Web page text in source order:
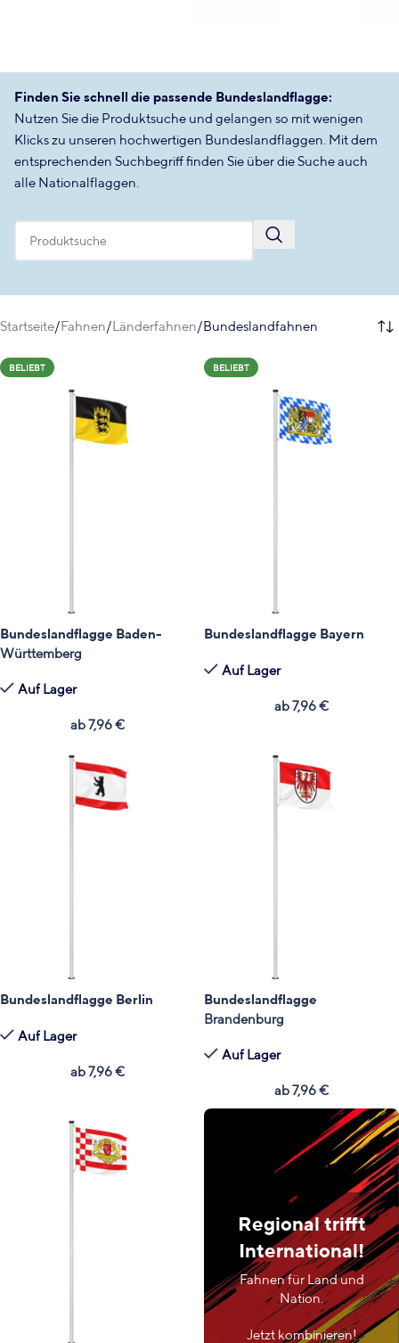
Finden Sie schnell die passende Bundeslandflagge:
Nutzen Sie die Produktsuche und gelangen so mit wenigen
Klicks zu unseren hochwertigen Bundeslandflaggen. Mit dem
entsprechenden Suchbegriff finden Sie über die Suche auch
alle Nationalflaggen.
Startseite Fahnen Länderfahnen Bundeslandfahnen
BELIEBT
Bundeslandflagge Baden-
Württemberg
Auf Lager
ab7,96€
BELIEBT
Bundeslandflagge Bayern
Auf Lager
ab7,96€
Bundeslandflagge Berlin
Auf Lager
ab7,96€
Bundeslandflagge
Brandenburg
Auf Lager
ab7,96€
Regional trifft
International!
Fahnen für Land und
Nation.
Jetzt kombinieren!